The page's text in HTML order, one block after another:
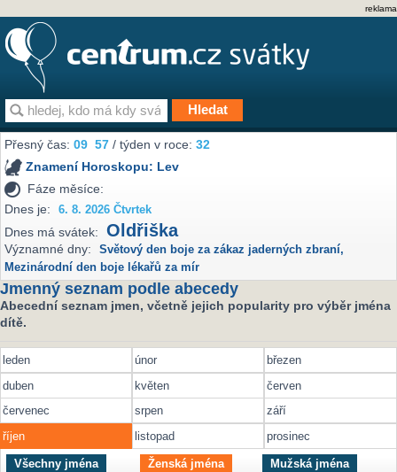
reklama
Přesný čas:09 57 / týden v roce:32
Znamení Horoskopu: Lev
Fáze měsíce:
Dnes je:
6. 8. 2026 Čtvrtek
Dnes má svátek: Oldřiška
Významné dny: Světový den boje za zákaz jaderných zbraní,
Mezinárodní den boje lékařů za mír
Jmenný seznam podle abecedy
Abecední seznam jmen, včetně jejich popularity pro výběr jména
dítě.
leden únor
březen
duben
květen
červen
červenec
srpen
září
říjen
listopad prosinec
Všechny jména Ženská jména Mužská jména